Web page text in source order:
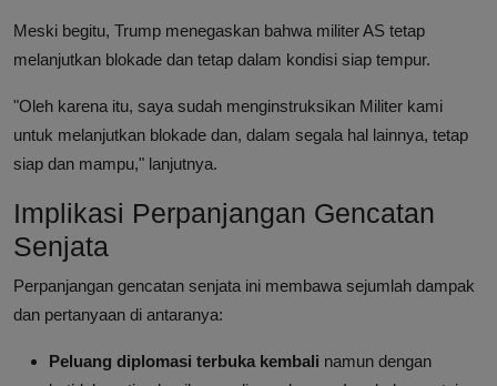
Meski begitu, Trump menegaskan bahwa militer AS tetap
melanjutkan blokade dan tetap dalam kondisi siap tempur.
"Oleh karena itu, saya sudah menginstruksikan Militer kami
untuk melanjutkan blokade dan, dalam segala hal lainnya, tetap
siap dan mampu," lanjutnya.
Implikasi Perpanjangan Gencatan
Senjata
Perpanjangan gencatan senjata ini membawa sejumlah dampak
dan pertanyaan di antaranya:
Peluang diplomasi terbuka kembali namun dengan